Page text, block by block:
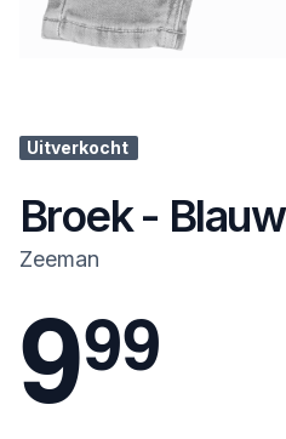
Uitverkocht
Broek - Blauw
Zeeman
999